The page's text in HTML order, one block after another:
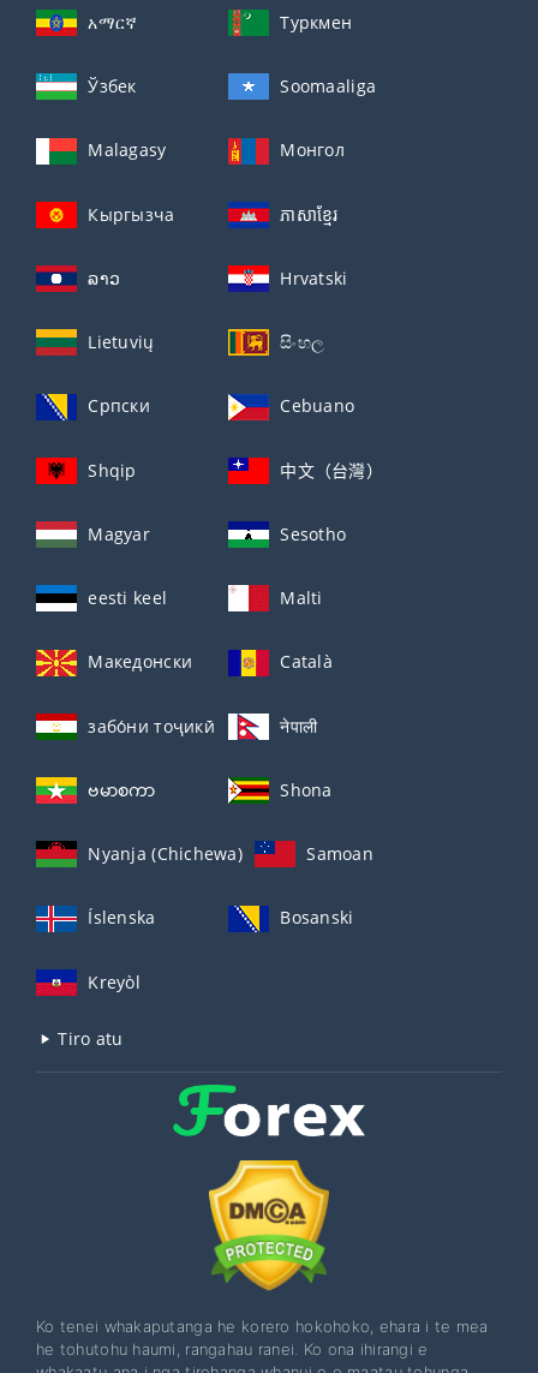
አማርኛ Туркмен
Ўзбек Soomaaliga
Malagasy Монгол
Кыргызча ភាសាខ្មែរ
ລາວ Hrvatski
Lietuvių සිංහල
Српски Cebuano
Shqip 中文（台灣）
Magyar Sesotho
eesti keel Malti
Македонски Català
забо́ни тоҷикӣ́ नेपाली
ဗမာစကာ Shona
Nyanja (Chichewa) Samoan
Íslenska Bosanski
Kreyòl
Tiro atu
Ko tenei whakaputanga he korero hokohoko, ehara i te mea
he tohutohu haumi, rangahau ranei. Ko ona ihirangi e